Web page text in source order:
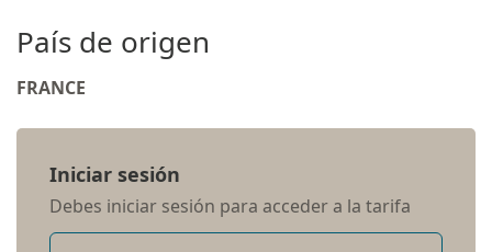
País de origen
FRANCE
Iniciar sesión
Debes iniciar sesión para acceder a la tarifa